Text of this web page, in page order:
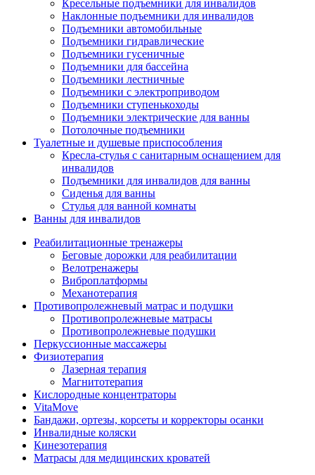
Кресельные подъемники для инвалидов
Наклонные подъемники для инвалидов
Подъемники автомобильные
Подъемники гидравлические
Подъемники гусеничные
Подъемники для бассейна
Подъемники лестничные
Подъемники с электроприводом
Подъемники ступенькоходы
Подъемники электрические для ванны
Потолочные подъемники
Туалетные и душевые приспособления
Кресла-стулья с санитарным оснащением для
инвалидов
Подъемники для инвалидов для ванны
Сиденья для ванны
Стулья для ванной комнаты
Ванны для инвалидов
Реабилитационные тренажеры
Беговые дорожки для реабилитации
Велотренажеры
Виброплатформы
Механотерапия
Противопролежневый матрас и подушки
Противопролежневые матрасы
Противопролежневые подушки
Перкуссионные массажеры
Физиотерапия
Лазерная терапия
Магнитотерапия
Кислородные концентраторы
VitaMove
Бандажи, ортезы, корсеты и корректоры осанки
Инвалидные коляски
Кинезотерапия
Матрасы для медицинских кроватей